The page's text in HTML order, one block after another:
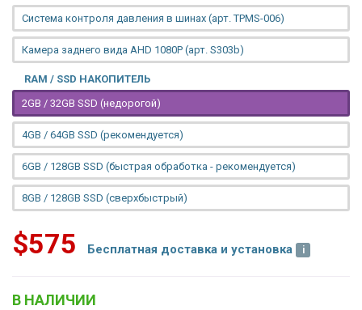
Система контроля давления в шинах (арт. TPMS-006)
Камера заднего вида AHD 1080P (арт. S303b)
RAM / SSD НАКОПИТЕЛЬ
2GB / 32GB SSD (недорогой)
4GB / 64GB SSD (рекомендуется)
6GB / 128GB SSD (быстрая обработка - рекомендуется)
8GB / 128GB SSD (сверхбыстрый)
$575 Бесплатная доставка и установка
В НАЛИЧИИ